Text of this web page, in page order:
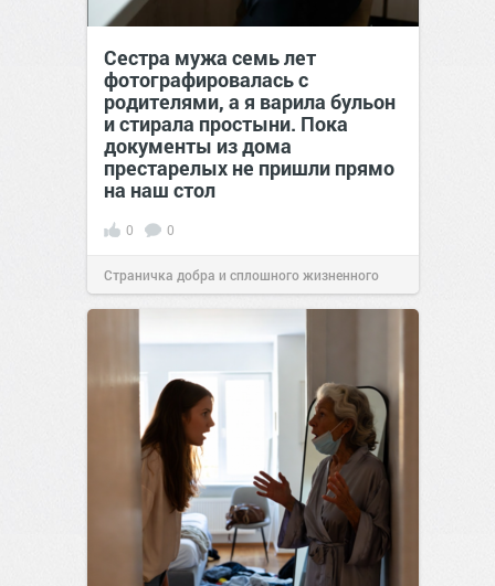
Сестра мужа семь лет
фотографировалась с
родителями, а я варила бульон
и стирала простыни. Пока
документы из дома
престарелых не пришли прямо
на наш стол
0 0
Страничка добра и сплошного жизненного
позитива!